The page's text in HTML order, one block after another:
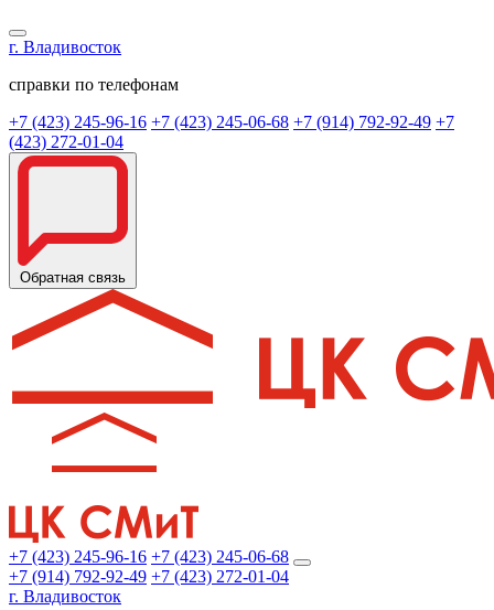
г. Владивосток
справки по телефонам
+7 (423) 245-96-16 +7 (423) 245-06-68 +7 (914) 792-92-49 +7
(423) 272-01-04
Обратная связь
+7 (423) 245-96-16 +7 (423) 245-06-68
+7 (914) 792-92-49 +7 (423) 272-01-04
г. Владивосток